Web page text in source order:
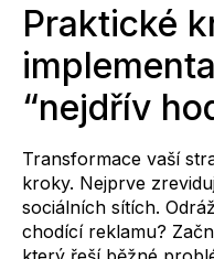
Praktické
“nejdřív
Transformace vaší
kroky. Nejprve
sociálních sítích.
chodící reklamu?